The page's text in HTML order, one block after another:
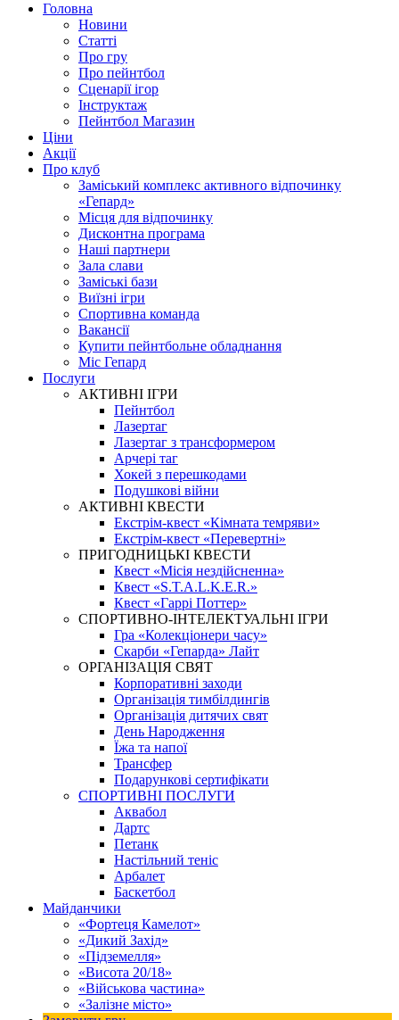
Головна
Новини
Статті
Про гру
Про пейнтбол
Сценарії ігор
Інструктаж
Пейнтбол Магазин
Ціни
Акції
Про клуб
Заміський комплекс активного відпочинку
«Гепард»
Місця для відпочинку
Дисконтна програма
Наші партнери
Зала слави
Заміські бази
Виїзні ігри
Спортивна команда
Вакансії
Купити пейнтбольне обладнання
Міс Гепард
Послуги
АКТИВНІ ІГРИ
Пейнтбол
Лазертаг
Лазертаг з трансформером
Арчері таг
Хокей з перешкодами
Подушкові війни
АКТИВНІ КВЕСТИ
Екстрім-квест «Кімната темряви»
Екстрім-квест «Перевертні»
ПРИГОДНИЦЬКІ КВЕСТИ
Квест «Місія нездійсненна»
Квест «S.T.A.L.K.E.R.»
Квест «Гаррі Поттер»
СПОРТИВНО-ІНТЕЛЕКТУАЛЬНІ ІГРИ
Гра «Колекціонери часу»
Скарби «Гепарда» Лайт
ОРГАНІЗАЦІЯ СВЯТ
Корпоративні заходи
Організація тимбілдингів
Організація дитячих свят
День Народження
Їжа та напої
Трансфер
Подарункові сертифікати
СПОРТИВНІ ПОСЛУГИ
Аквабол
Дартс
Петанк
Настільний теніс
Арбалет
Баскетбол
Майданчики
«Фортеця Камелот»
«Дикий Захід»
«Підземелля»
«Висота 20/18»
«Військова частина»
«Залізне місто»